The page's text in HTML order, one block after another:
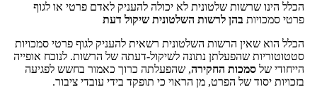
הכלל הינו שרשות שלטונית לא יכולה להעניק לאדם פרטי או לגוף
פרטי סמכויות בהן לרשות השלטונית שיקול דעת
הכלל הוא שאין הרשות השלטונית רשאית להעניק לגוף פרטי סמכויות
סטטוטוריות שהפעלתן נתונה לשיקול-דעתה של הרשות. לנוכח אופייה
הייחודי של סמכות החקירה, שהפעלתה כרוך כאמור בחשש לפגיעה
בזכויות יסוד של הפרט, מן הראוי כי תופקד בידי עובדי ציבור.